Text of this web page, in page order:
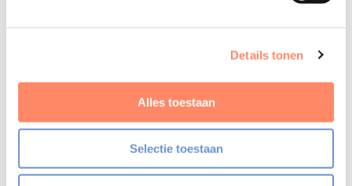
Details tonen
Alles toestaan
Selectie toestaan